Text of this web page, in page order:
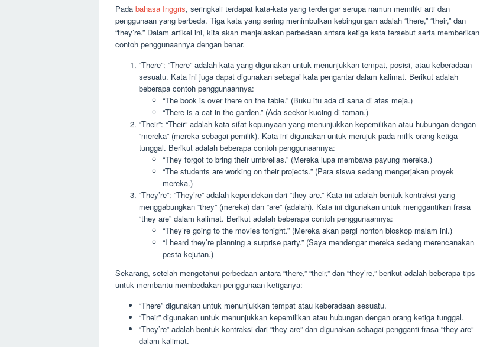
Pada bahasa Inggris, seringkali terdapat kata-kata yang terdengar serupa namun memiliki arti dan
penggunaan yang berbeda. Tiga kata yang sering menimbulkan kebingungan adalah “there,” “their,” dan
“they’re.” Dalam artikel ini, kita akan menjelaskan perbedaan antara ketiga kata tersebut serta memberikan
contoh penggunaannya dengan benar.
“There”: “There” adalah kata yang digunakan untuk menunjukkan tempat, posisi, atau keberadaan
sesuatu. Kata ini juga dapat digunakan sebagai kata pengantar dalam kalimat. Berikut adalah
beberapa contoh penggunaannya:
“The book is over there on the table.” (Buku itu ada di sana di atas meja.)
“There is a cat in the garden.” (Ada seekor kucing di taman.)
“Their”: “Their” adalah kata sifat kepunyaan yang menunjukkan kepemilikan atau hubungan dengan
“mereka” (mereka sebagai pemilik). Kata ini digunakan untuk merujuk pada milik orang ketiga
tunggal. Berikut adalah beberapa contoh penggunaannya:
“They forgot to bring their umbrellas.” (Mereka lupa membawa payung mereka.)
“The students are working on their projects.” (Para siswa sedang mengerjakan proyek
mereka.)
“They’re”: “They’re” adalah kependekan dari “they are.” Kata ini adalah bentuk kontraksi yang
menggabungkan “they” (mereka) dan “are” (adalah). Kata ini digunakan untuk menggantikan frasa
“they are” dalam kalimat. Berikut adalah beberapa contoh penggunaannya:
“They’re going to the movies tonight.” (Mereka akan pergi nonton bioskop malam ini.)
“I heard they’re planning a surprise party.” (Saya mendengar mereka sedang merencanakan
pesta kejutan.)
Sekarang, setelah mengetahui perbedaan antara “there,” “their,” dan “they’re,” berikut adalah beberapa tips
untuk membantu membedakan penggunaan ketiganya:
“There” digunakan untuk menunjukkan tempat atau keberadaan sesuatu.
“Their” digunakan untuk menunjukkan kepemilikan atau hubungan dengan orang ketiga tunggal.
“They’re” adalah bentuk kontraksi dari “they are” dan digunakan sebagai pengganti frasa “they are”
dalam kalimat.